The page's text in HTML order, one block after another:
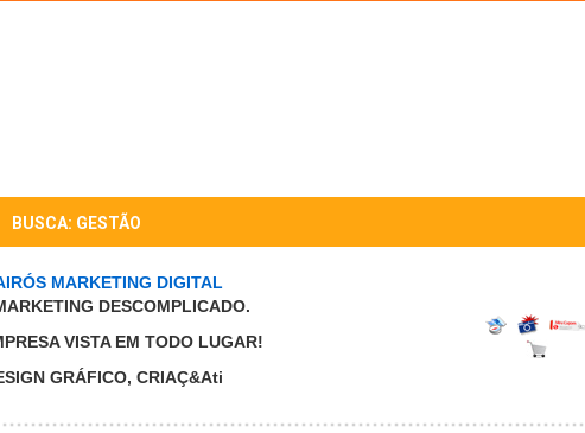
BUSCA: GESTÃO
MARKETING DIGITAL
DESCOMPLICADO.
VISTA EM TODO LUGAR!
GRÁFICO, CRIAÇ&Ati